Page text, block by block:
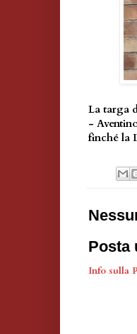
La targa
-
finché la
Posta
Info sulla